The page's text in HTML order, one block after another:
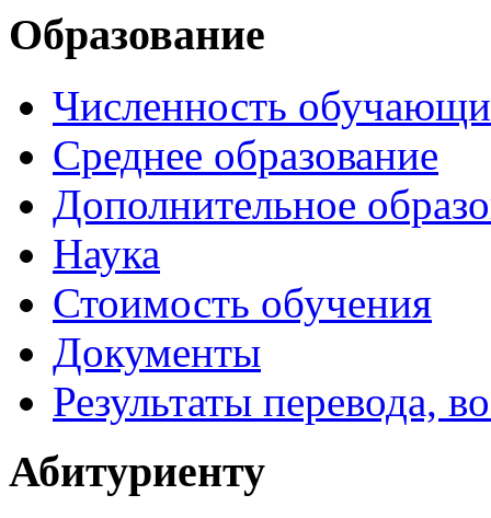
Образование
Численность
Среднее образование
Дополнительное
Наука
Стоимость обучения
Документы
Результаты перевода,
Абитуриенту